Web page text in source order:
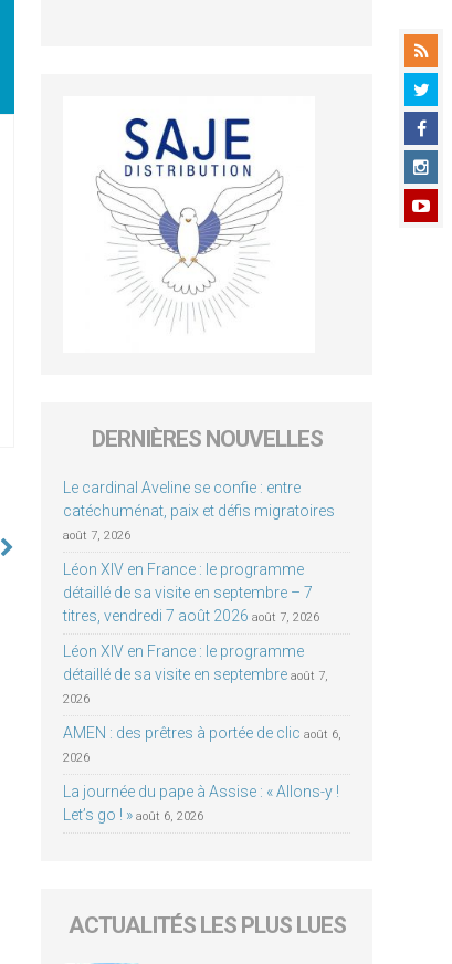
DERNIÈRES NOUVELLES
Le cardinal Aveline se confie : entre
catéchuménat, paix et défis migratoires
août 7, 2026
Léon XIV en France : le programme
détaillé de sa visite en septembre – 7
titres, vendredi 7 août 2026 août 7, 2026
Léon XIV en France : le programme
détaillé de sa visite en septembre août 7,
2026
AMEN : des prêtres à portée de clic août 6,
2026
La journée du pape à Assise : « Allons-y !
Let’s go ! » août 6, 2026
ACTUALITÉS LES PLUS LUES